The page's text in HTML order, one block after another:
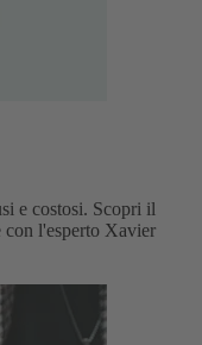
e costosi. Scopri il
con l'esperto Xavier